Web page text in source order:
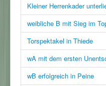
Kleiner Herrenkader
weibliche B mit Sieg im
Torspektakel in Thiede
wA mit dem ersten
wB erfolgreich in Peine